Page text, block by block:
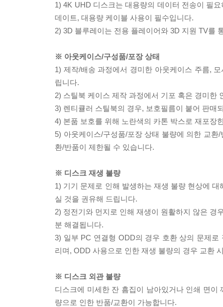
1) 4K UHD 디스크는 대용량의 데이터 전송이 필
데이트, 대용량 케이블 사용이 필수입니다.
2) 3D 블루레이는 전용 플레이어와 3D 지원 TV를
※ 아웃케이스/구성품/포장 상태
1) 제작/배송 과정에서 경미한 아웃케이스 주름,
립니다.
2) 스틸북 케이스 제작 과정에서 기포 혹은 경미한
3) 렌티큘러 스틸북의 경우, 보호필름이 붙어 판매
4) 본품 보호를 위해 노란색의 카톤 박스로 재포장
5) 아웃케이스/구성품/포장 상태 불량에 의한 교
환/반품이 제한될 수 있습니다.
※ 디스크 재생 불량
1) 기기 문제로 인해 발생하는 재생 불량 현상에
실 것을 권유해 드립니다.
2) 정전기와 먼지로 인해 재생이 원활하지 않은 경
분 해결됩니다.
3) 일부 PC 연결형 ODD의 경우 호환 상의 문제
리며, ODD 사용으로 인한 재생 불량의 경우 교환
※ 디스크 외관 불량
디스크에 미세한 잔 흠집이 남아있거나 인쇄 면
량으로 인한 반품/교환이 가능합니다.